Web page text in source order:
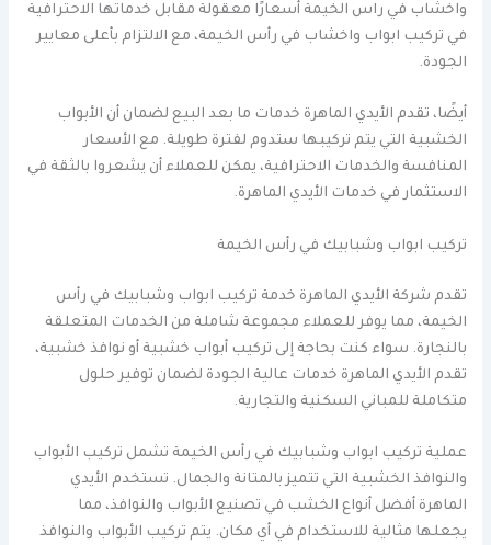
واخشاب في راس الخيمة أسعارًا معقولة مقابل خدماتها الاحترافية
في تركيب ابواب واخشاب في رأس الخيمة، مع الالتزام بأعلى معايير
الجودة.
أيضًا، تقدم الأيدي الماهرة خدمات ما بعد البيع لضمان أن الأبواب
الخشبية التي يتم تركيبها ستدوم لفترة طويلة. مع الأسعار
المنافسة والخدمات الاحترافية، يمكن للعملاء أن يشعروا بالثقة في
الاستثمار في خدمات الأيدي الماهرة.
تركيب ابواب وشبابيك في رأس الخيمة
تقدم شركة الأيدي الماهرة خدمة تركيب ابواب وشبابيك في رأس
الخيمة، مما يوفر للعملاء مجموعة شاملة من الخدمات المتعلقة
بالنجارة. سواء كنت بحاجة إلى تركيب أبواب خشبية أو نوافذ خشبية،
تقدم الأيدي الماهرة خدمات عالية الجودة لضمان توفير حلول
متكاملة للمباني السكنية والتجارية.
عملية تركيب ابواب وشبابيك في رأس الخيمة تشمل تركيب الأبواب
والنوافذ الخشبية التي تتميز بالمتانة والجمال. تستخدم الأيدي
الماهرة أفضل أنواع الخشب في تصنيع الأبواب والنوافذ، مما
يجعلها مثالية للاستخدام في أي مكان. يتم تركيب الأبواب والنوافذ